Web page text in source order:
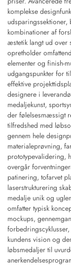
komplekse
kombinationer af
æstetik langt ud over
opretholder
elementer og finish-
udgangspunkter for
effektive
designere i
medaljekunst,
der følelsesmæssigt
tilfredshed med
gennem hele
materialeprøvning,
prototypevalidering,
overgår
patinering, tofarvet
laserstrukturering
medalje unik og
omfatter typisk
mockups,
kundens vision og
løbsmedaljer til